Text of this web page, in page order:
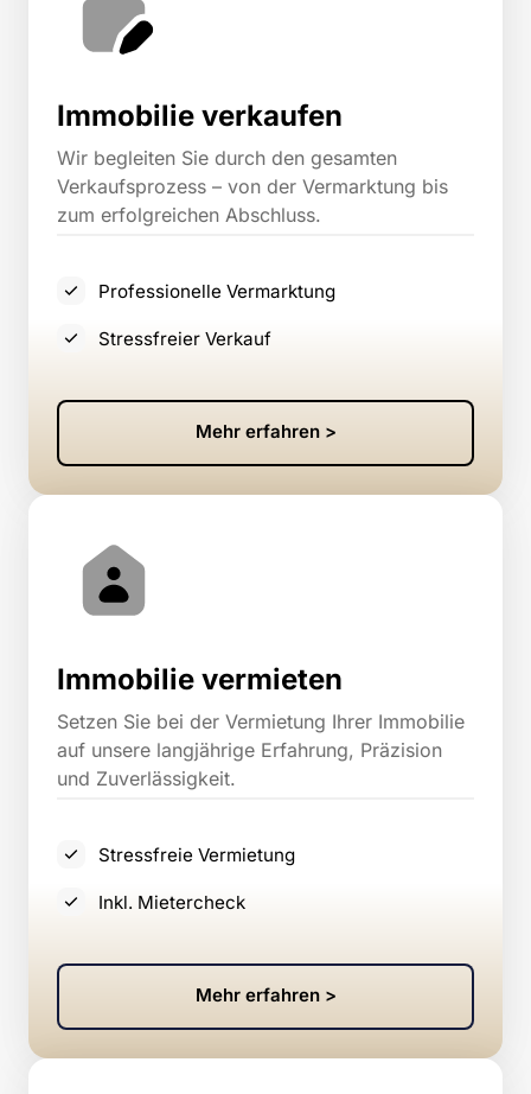
Immobilie verkaufen
Wir begleiten Sie durch den gesamten
Verkaufsprozess – von der Vermarktung bis
zum erfolgreichen Abschluss.
Professionelle Vermarktung
Stressfreier Verkauf
Mehr erfahren >
Immobilie vermieten
Setzen Sie bei der Vermietung Ihrer Immobilie
auf unsere langjährige Erfahrung, Präzision
und Zuverlässigkeit.
Stressfreie Vermietung
Inkl. Mietercheck
Mehr erfahren >